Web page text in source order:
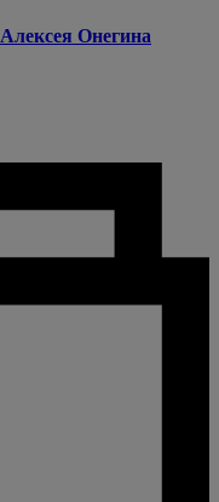
Алексея Онегина